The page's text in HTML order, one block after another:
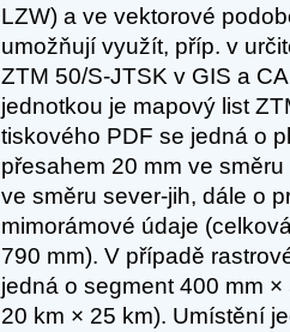
LZW) a ve vektorové
umožňují využít, příp. v
ZTM 50/S-JTSK v GIS a
jednotkou je mapový list
tiskového PDF se jedná o
přesahem 20 mm ve
ve směru sever-jih, dále o
mimorámové údaje
790 mm). V případě
jedná o segment 400 mm
20 km × 25 km). Umístění